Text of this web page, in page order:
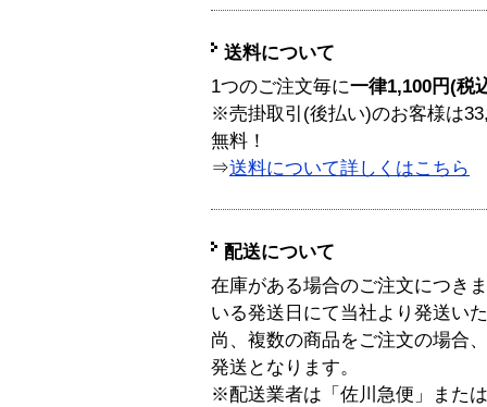
送料について
1つのご注文毎に一律1,100円(税
※売掛取引(後払い)のお客様は
無料！
⇒送料について詳しくはこちら
配送について
在庫がある場合のご注文につき
いる発送日にて当社より発送い
尚、複数の商品をご注文の場合
発送となります。
※配送業者は「佐川急便」また